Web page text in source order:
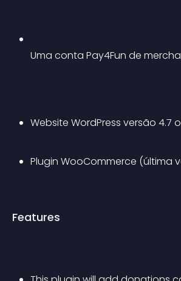
Uma conta Pay4Fun de
Website WordPress versão 4.7
Plugin WooCommerce (última
Features